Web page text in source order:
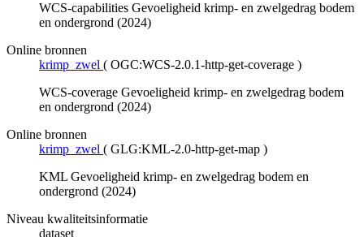
WCS-capabilities Gevoeligheid krimp- en zwelgedrag bodem
en ondergrond (2024)
Online bronnen
krimp_zwel ( OGC:WCS-2.0.1-http-get-coverage )
WCS-coverage Gevoeligheid krimp- en zwelgedrag bodem
en ondergrond (2024)
Online bronnen
krimp_zwel ( GLG:KML-2.0-http-get-map )
KML Gevoeligheid krimp- en zwelgedrag bodem en
ondergrond (2024)
Niveau kwaliteitsinformatie
dataset